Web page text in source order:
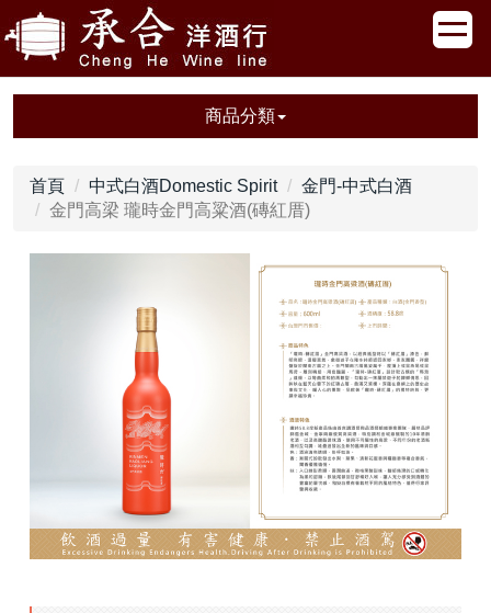
商品分類
首頁 中式白酒Domestic Spirit
金門-中式白酒
金門高梁 瓏時金門高粱酒(磚紅厝)